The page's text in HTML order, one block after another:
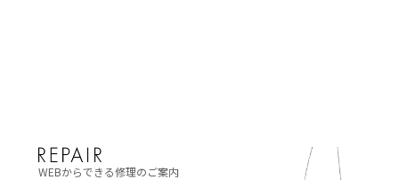
WEBからできる修理のご案内